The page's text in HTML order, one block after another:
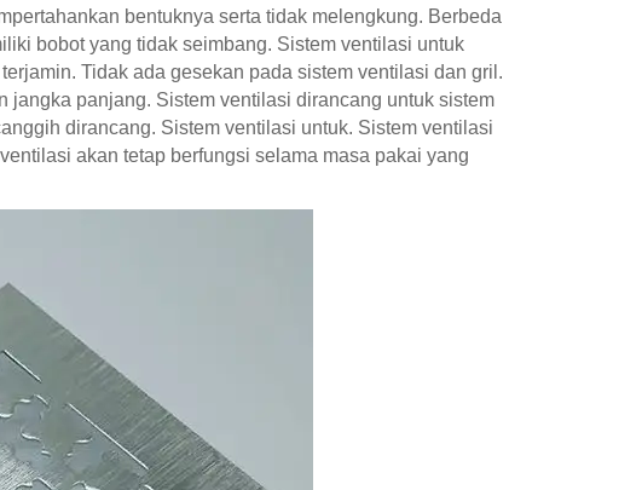
bentuknya serta tidak melengkung. Berbeda
bobot yang tidak seimbang. Sistem ventilasi untuk
Tidak ada gesekan pada sistem ventilasi dan gril.
panjang. Sistem ventilasi dirancang untuk sistem
dirancang. Sistem ventilasi untuk. Sistem ventilasi
akan tetap berfungsi selama masa pakai yang